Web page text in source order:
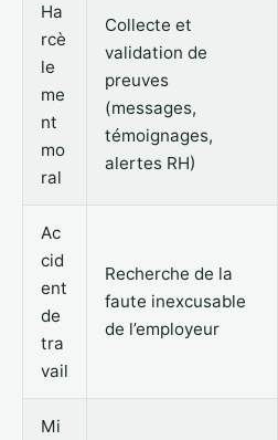
Ha
rcè
le
me
nt
mo
ral
Collecte et
validation de
preuves
(messages,
témoignages,
alertes RH)
Ac
cid
ent
de
tra
vail
Recherche de la
faute inexcusable
de l’employeur
Mi